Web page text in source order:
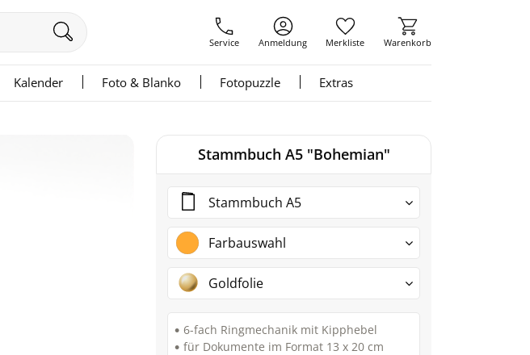
Service Anmeldung Merkliste Warenkorb
Kalender Foto & Blanko Fotopuzzle Extras
Stammbuch A5 "Bohemian"
Stammbuch A5
Farbauswahl
Goldfolie
6-fach Ringmechanik mit Kipphebel
für Dokumente im Format 13 x 20 cm